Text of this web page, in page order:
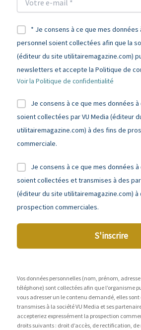
* Je consens à ce que mes données
personnel soient collectées afin que la
(éditeur du site utilitairemagazine.com)
newsletters et accepte la Politique de
Voir la Politique de confidentialité
Je consens à ce que mes données
soient collectées par VU Media (éditeur
utilitairemagazine.com) à des fins de
commerciale.
Je consens à ce que mes données
soient collectées et transmises à des
(éditeur du site utilitairemagazine.com) à
prospection commerciales.
S'inscrire
Vos données personnelles (nom, prénom,
téléphone) sont collectées afin que l’organisme
vous adresser un le contenu demandé, elles
transmises à la société VU Media et ses
accepteriez expressément la prospection
droits suivants : droit d’accès, de rectification, de